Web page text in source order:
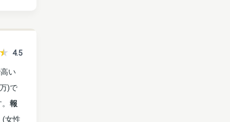
4.5
い
)で
報
(女性